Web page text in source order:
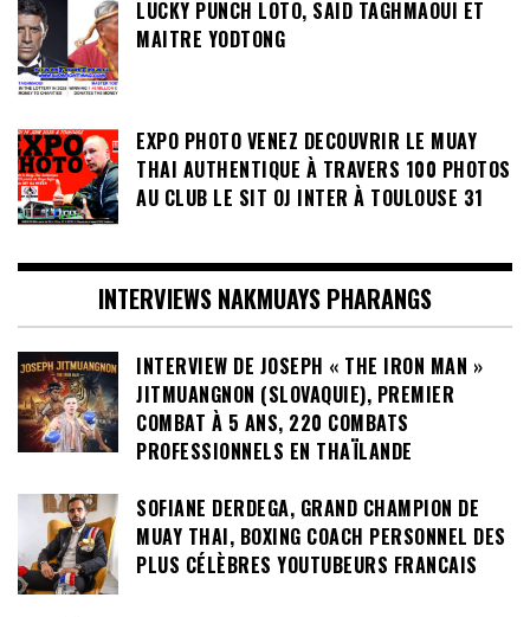
LUCKY PUNCH LOTO, SAID TAGHMAOUI ET
MAITRE YODTONG
EXPO PHOTO VENEZ DECOUVRIR LE MUAY
THAI AUTHENTIQUE À TRAVERS 100 PHOTOS
AU CLUB LE SIT OJ INTER À TOULOUSE 31
INTERVIEWS NAKMUAYS PHARANGS
INTERVIEW DE JOSEPH « THE IRON MAN »
JITMUANGNON (SLOVAQUIE), PREMIER
COMBAT À 5 ANS, 220 COMBATS
PROFESSIONNELS EN THAÏLANDE
SOFIANE DERDEGA, GRAND CHAMPION DE
MUAY THAI, BOXING COACH PERSONNEL DES
PLUS CÉLÈBRES YOUTUBEURS FRANCAIS